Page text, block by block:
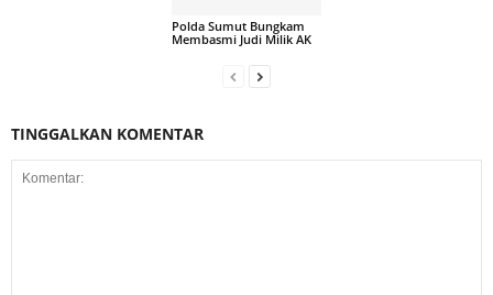
Polda Sumut Bungkam
Membasmi Judi Milik AK
TINGGALKAN KOMENTAR